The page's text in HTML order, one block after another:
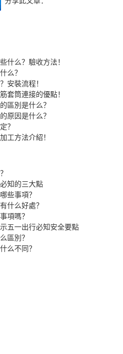
什么？驗收方法！
么？
安裝流程！
套筒連接的優點！
區別是什么？
原因是什么？
？
工方法介紹！
知的三大點
些事項？
什么好處？
項嗎？
五一出行必知安全要點
區別？
么不同？